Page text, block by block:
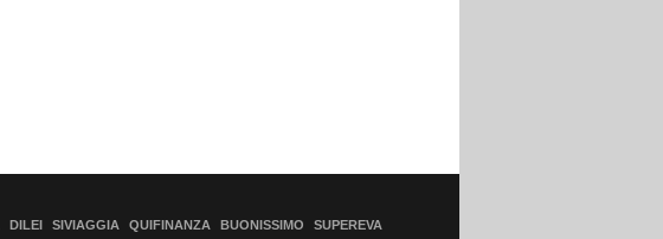
DILEI SIVIAGGIA QUIFINANZA BUONISSIMO SUPEREVA